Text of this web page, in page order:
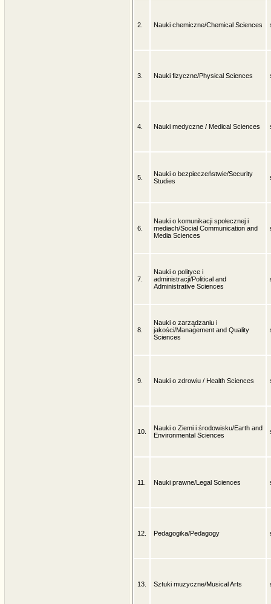
2. Nauki chemiczne/Chemical Sciences
3. Nauki fizyczne/Physical Sciences
4. Nauki medyczne / Medical Sciences
5.
Nauki o bezpieczeństwie/Security
Studies
6.
Nauki o komunikacji społecznej i
mediach/Social Communication and
Media Sciences
7.
Nauki o polityce i
administracji/Political and
Administrative Sciences
8.
Nauki o zarządzaniu i
jakości/Management and Quality
Sciences
9. Nauki o zdrowiu / Health Sciences
10.
Nauki o Ziemi i środowisku/Earth and
Environmental Sciences
11. Nauki prawne/Legal Sciences
12. Pedagogika/Pedagogy
13. Sztuki muzyczne/Musical Arts